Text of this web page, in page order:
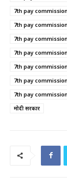
7th pay
7th pay
7th pay
7th pay
7th pay
7th pay
7th pay
मोदी सरकार